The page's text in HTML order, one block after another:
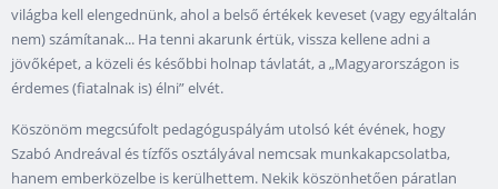
világba kell elengednünk, ahol a belső értékek keveset (vagy egyáltalán
nem) számítanak... Ha tenni akarunk értük, vissza kellene adni a
jövőképet, a közeli és későbbi holnap távlatát, a „Magyarországon is
érdemes (fiatalnak is) élni” elvét.
Köszönöm megcsúfolt pedagóguspályám utolsó két évének, hogy
Szabó Andreával és tízfős osztályával nemcsak munkakapcsolatba,
hanem emberközelbe is kerülhettem. Nekik köszönhetően páratlan